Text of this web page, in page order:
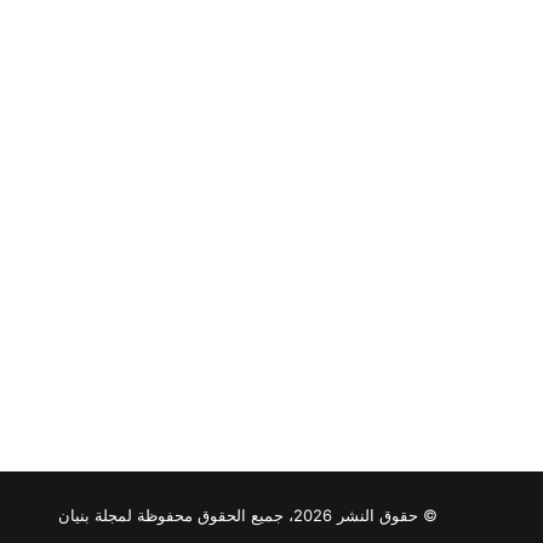
© حقوق النشر 2026، جميع الحقوق محفوظة لمجلة بنيان